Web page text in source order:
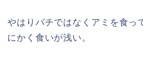
やはりバチではなくアミを食っ
にかく食いが浅い。